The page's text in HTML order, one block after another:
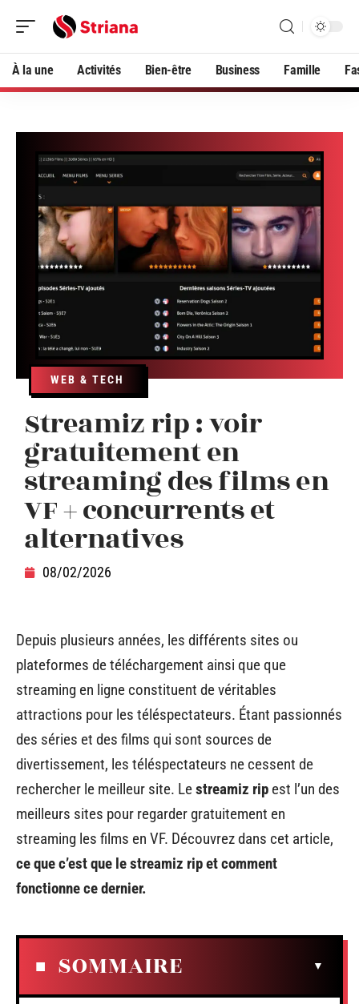
À la une Activités Bien-être Business Famille
WEB & TECH
Streamiz rip : voir
gratuitement en
streaming des films en
VF + concurrents et
alternatives
08/02/2026
Depuis plusieurs années, les différents sites ou
plateformes de téléchargement ainsi que que
streaming en ligne constituent de véritables
attractions pour les téléspectateurs. Étant passionnés
des séries et des films qui sont sources de
divertissement, les téléspectateurs ne cessent de
rechercher le meilleur site. Lestreamiz rip est l’un des
meilleurs sites pour regarder gratuitement en
streaming les films en VF. Découvrez dans cet article,
ce que c’est que le streamiz rip et comment
fonctionne ce dernier.
SOMMAIRE